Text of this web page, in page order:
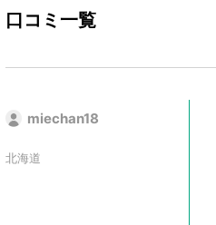
口コミ一覧
miechan18
北海道